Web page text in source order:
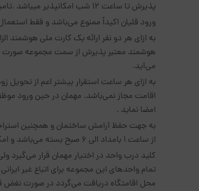
پذیرش تا ساعت ۱۲ شب امکانپذیر میباشد .تامین رختخواب سنتی نفرات اضافه به عهده میهمان میباشد
ورود قلیان اکیداً ممنوع می‌باشد و فقط
به ازای هر دو نفر ارائه یک کارت ملی هوشمند
هوشمند معتبر پذیرش از سمت مجموعه صورت
می‌آید.
به ازای هر ساعت استقرار بیشتر اعم از
اقامت مجاز نمی‌باشد. مهمان در حین ورود
امضا نماید .
به جهت حفظ آرامش ساختمان و همچنین
از ساعت ۱ بامداد الی ۶ صبح بسته می‌باشد و امکان تردد وجود ندارد.
کلید درب واحد در اختیار مهمان قرار
محل اقامتگاه دریافت می‌گردد در صورت نغض